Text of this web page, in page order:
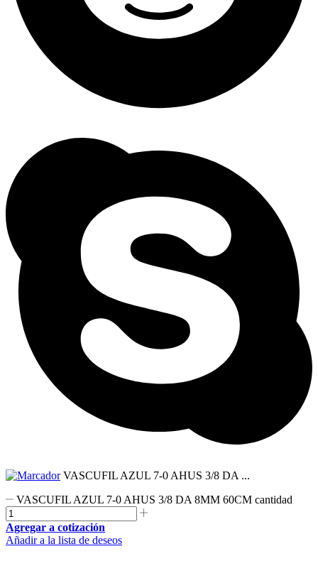
VASCUFIL AZUL 7-0 AHUS 3/8 DA ...
VASCUFIL AZUL 7-0 AHUS 3/8 DA 8MM 60CM cantidad
Agregar a cotización
Añadir a la lista de deseos